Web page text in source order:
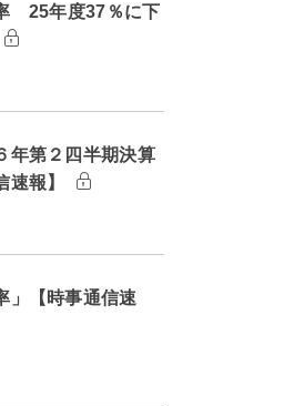
25年度37％に下
年第２四半期決算
速報】
」【時事通信速